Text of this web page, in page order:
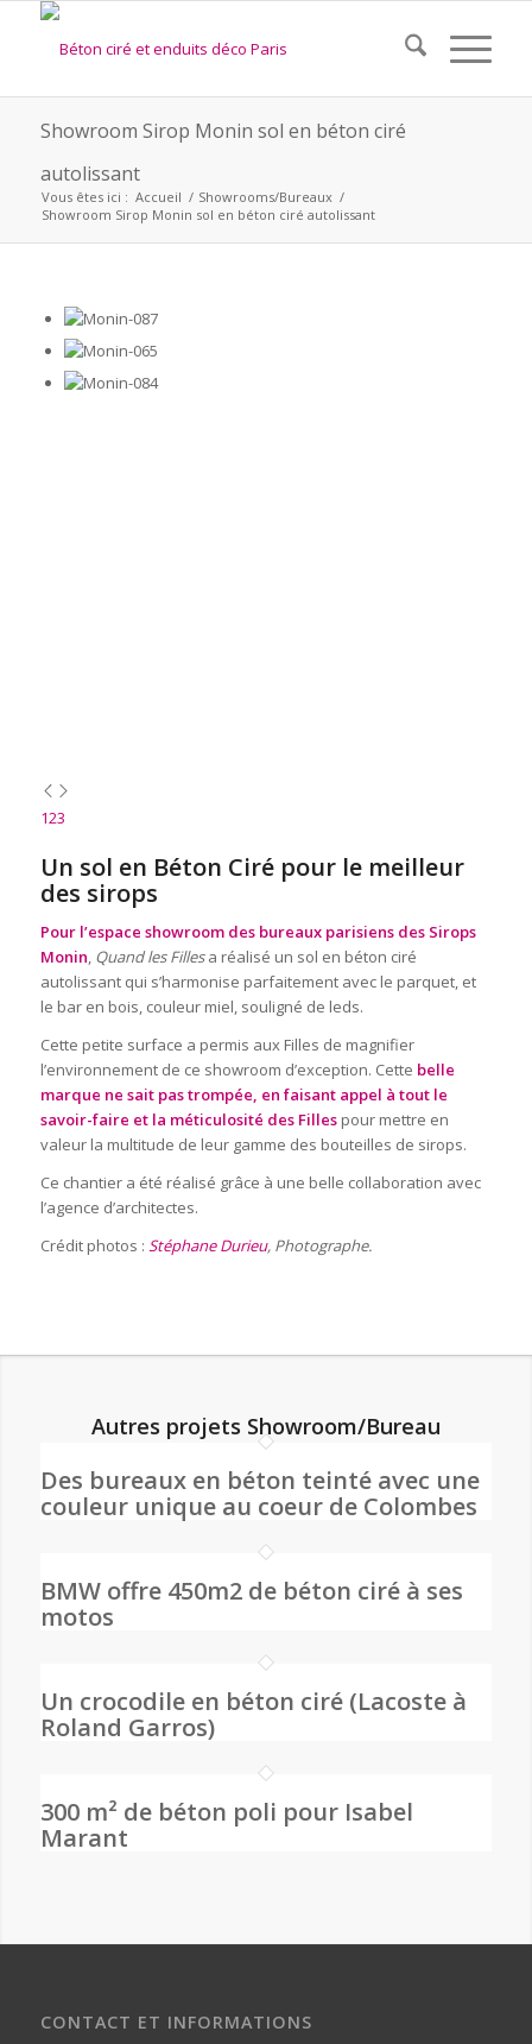
Showroom Sirop Monin sol en béton ciré
autolissant
Vous êtes ici : Accueil / Showrooms/Bureaux /
Showroom Sirop Monin sol en béton ciré autolissant
123
Un sol en Béton Ciré pour le meilleur
des sirops
Pour l’espace showroom des bureaux parisiens des Sirops
Monin, Quand les Fillesa réalisé un sol en béton ciré
autolissant qui s’harmonise parfaitement avec le parquet, et
le bar en bois, couleur miel, souligné de leds.
Cette petite surface a permis aux Filles de magnifier
l’environnement de ce showroom d’exception. Cette belle
marque ne sait pas trompée, en faisant appel à tout le
savoir-faire et la méticulosité des Fillespour mettre en
valeur la multitude de leur gamme des bouteilles de sirops.
Ce chantier a été réalisé grâce à une belle collaboration avec
l’agence d’architectes.
Crédit photos : Stéphane Durieu, Photographe.
Autres projets Showroom/Bureau
Des bureaux en béton teinté avec une
couleur unique au coeur de Colombes
BMW offre 450m2 de béton ciré à ses
motos
Un crocodile en béton ciré (Lacoste à
Roland Garros)
300 m² de béton poli pour Isabel
Marant
CONTACT ET INFORMATIONS